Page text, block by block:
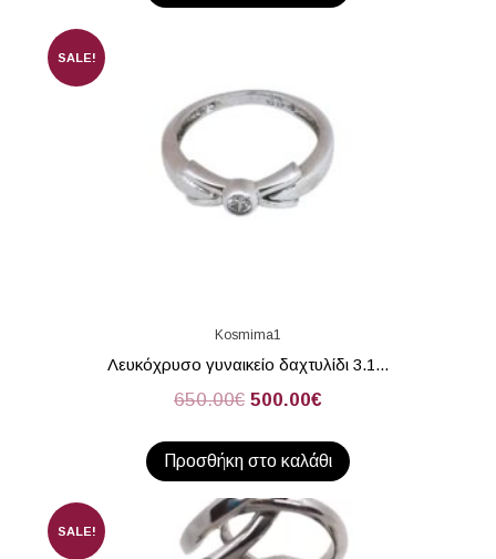
SALE!
Kosmima1
Λευκόχρυσο γυναικείο δαχτυλίδι 3.1...
650.00€ 500.00€
Προσθήκη στο καλάθι
SALE!